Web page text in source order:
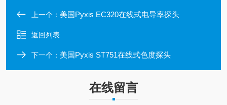
上一个： 美国Pyxis EC320在线式电导率探头
返回列表
下一个： 美国Pyxis ST751在线式色度探头
在线留言